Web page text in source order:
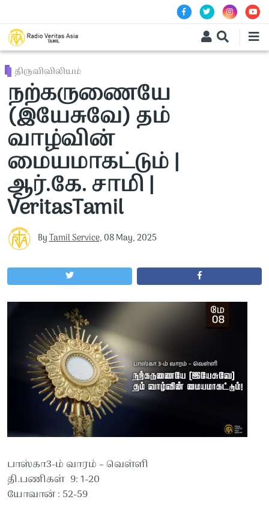
திருவிவிலியம்
நற்கருணையே
(இயேசுவே) தம்
வாழ்வின்
மையமாகட்டும் |
ஆர்.கே. சாமி |
VeritasTamil
ByTamil Service, 08 May, 2025
பாஸ்கா3-ம் வாரம் – வெள்ளி
தி.பணிகள் 9: 1-20
யோவான் : 52-59